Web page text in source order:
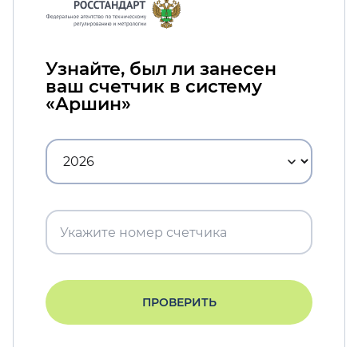
Узнайте, был ли занесен
ваш счетчик в систему
«Аршин»
ПРОВЕРИТЬ